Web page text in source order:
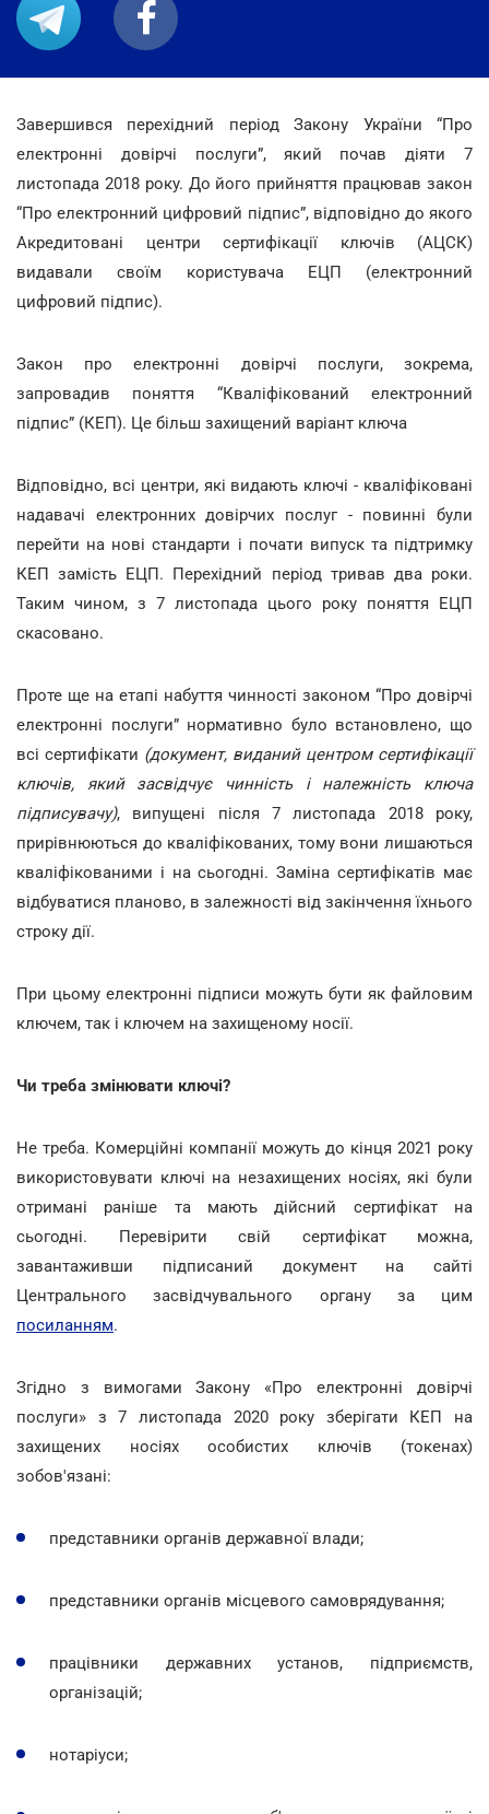
Завершився перехідний період Закону України “Про
електронні довірчі послуги”, який почав діяти 7
листопада 2018 року. До його прийняття працював закон
“Про електронний цифровий підпис”, відповідно до якого
Акредитовані центри сертифікації ключів (АЦСК)
видавали своїм користувача ЕЦП (електронний
цифровий підпис).
Закон про електронні довірчі послуги, зокрема,
запровадив поняття “Кваліфікований електронний
підпис” (КЕП). Це більш захищений варіант ключа
Відповідно, всі центри, які видають ключі - кваліфіковані
надавачі електронних довірчих послуг - повинні були
перейти на нові стандарти і почати випуск та підтримку
КЕП замість ЕЦП. Перехідний період тривав два роки.
Таким чином, з 7 листопада цього року поняття ЕЦП
скасовано.
Проте ще на етапі набуття чинності законом “Про довірчі
електронні послуги” нормативно було встановлено, що
всі сертифікати (документ, виданий центром сертифікації
ключів, який засвідчує чинність і належність ключа
підписувачу), випущені після 7 листопада 2018 року,
прирівнюються до кваліфікованих, тому вони лишаються
кваліфікованими і на сьогодні. Заміна сертифікатів має
відбуватися планово, в залежності від закінчення їхнього
строку дії.
При цьому електронні підписи можуть бути як файловим
ключем, так і ключем на захищеному носії.
Чи треба змінювати ключі?
Не треба. Комерційні компанії можуть до кінця 2021 року
використовувати ключі на незахищених носіях, які були
отримані раніше та мають дійсний сертифікат на
сьогодні. Перевірити свій сертифікат можна,
завантаживши підписаний документ на сайті
Центрального засвідчувального органу за цим
посиланням.
Згідно з вимогами Закону «Про електронні довірчі
послуги» з 7 листопада 2020 року зберігати КЕП на
захищених носіях особистих ключів (токенах)
зобов'язані:
представники органів державної влади;
представники органів місцевого самоврядування;
працівники державних установ, підприємств,
організацій;
нотаріуси;